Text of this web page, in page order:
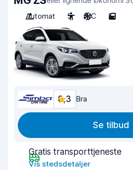
Automat
5 A/C 5
8,3 Bra
Se tilbud
Gratis transporttjeneste
Vis stedsdetaljer